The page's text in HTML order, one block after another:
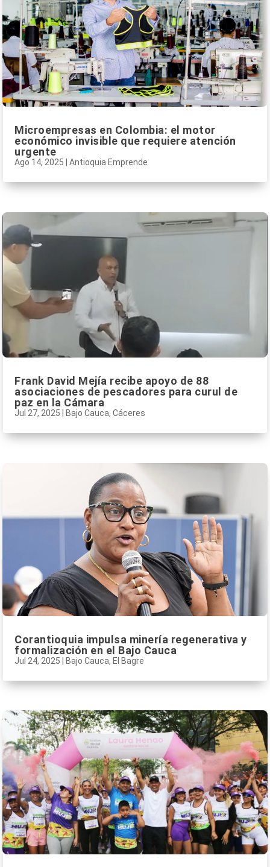
Microempresas en Colombia: el motor
económico invisible que requiere atención
urgente
Ago 14, 2025 Antioquia Emprende
Frank David Mejía recibe apoyo de 88
asociaciones de pescadores para curul de
paz en la Cámara
Jul 27, 2025 Bajo Cauca, Cáceres
Corantioquia impulsa minería regenerativa y
formalización en el Bajo Cauca
Jul 24, 2025 Bajo Cauca, El Bagre